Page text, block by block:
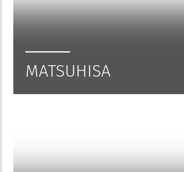
MATSUHISA